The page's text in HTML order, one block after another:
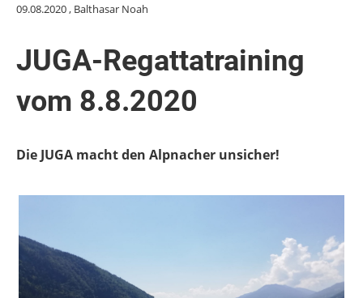
09.08.2020, Balthasar Noah
JUGA-Regattatraining
vom 8.8.2020
Die JUGA macht den Alpnacher unsicher!